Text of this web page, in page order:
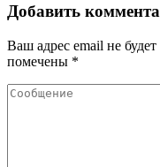
Добавить
Ваш адрес email не
помечены *